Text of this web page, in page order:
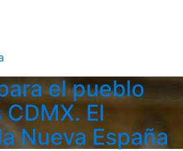
el pueblo
El
Nueva España